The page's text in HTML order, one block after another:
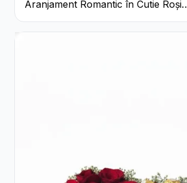
Aranjament Romantic în Cutie Roșie
cu Trandafiri și Crizanteme